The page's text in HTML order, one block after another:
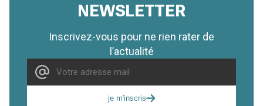
NEWSLETTER
Inscrivez-vous pour ne rien rater de
l’actualité
je m'inscris